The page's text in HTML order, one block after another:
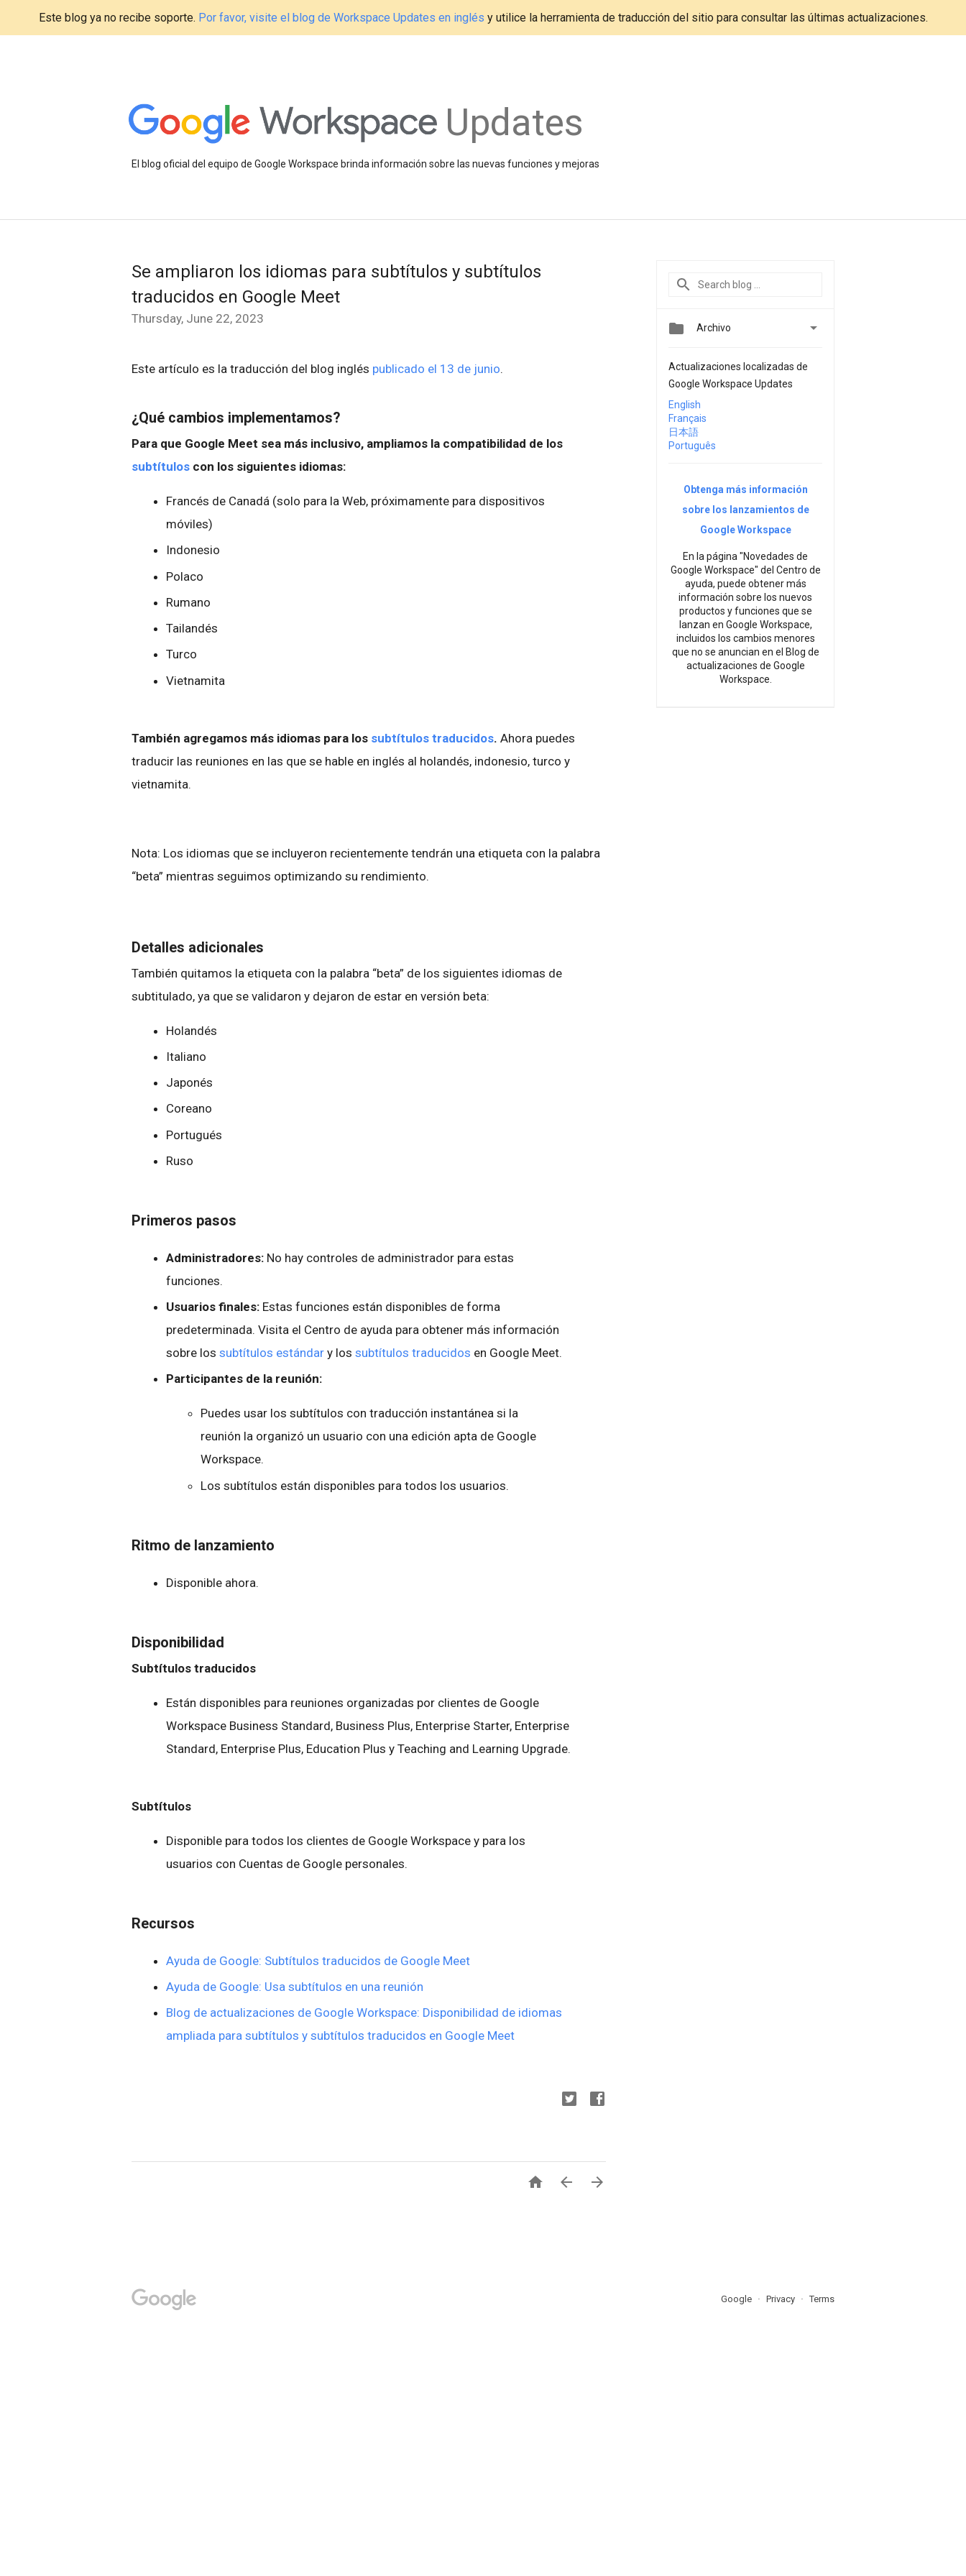
Este blog ya no recibe soporte. Por favor, visite el blog de Workspace Updates en inglés y utilice la herramienta de traducción del sitio para consultar las últimas actualizaciones.
Updates
El blog oficial del equipo de Google Workspace brinda información sobre las nuevas funciones y mejoras
Se ampliaron los idiomas para subtítulos y subtítulos
traducidos en Google Meet
Thursday, June 22, 2023
Este artículo es la traducción del blog inglés publicado el 13 de junio.
¿Qué cambios implementamos?
Para que Google Meet sea más inclusivo, ampliamos la compatibilidad de los
subtítulos con los siguientes idiomas:
Francés de Canadá (solo para la Web, próximamente para dispositivos
móviles)
Indonesio
Polaco
Rumano
Tailandés
Turco
Vietnamita
También agregamos más idiomas para los subtítulos traducidos. Ahora puedes
traducir las reuniones en las que se hable en inglés al holandés, indonesio, turco y
vietnamita.
Nota: Los idiomas que se incluyeron recientemente tendrán una etiqueta con la palabra
“beta” mientras seguimos optimizando su rendimiento.
Detalles adicionales
También quitamos la etiqueta con la palabra “beta” de los siguientes idiomas de
subtitulado, ya que se validaron y dejaron de estar en versión beta:
Holandés
Italiano
Japonés
Coreano
Portugués
Ruso
Primeros pasos
Administradores: No hay controles de administrador para estas
funciones.
Usuarios finales: Estas funciones están disponibles de forma
predeterminada. Visita el Centro de ayuda para obtener más información
sobre los subtítulos estándar y los subtítulos traducidos en Google Meet.
Participantes de la reunión:
Puedes usar los subtítulos con traducción instantánea si la
reunión la organizó un usuario con una edición apta de Google
Workspace.
Los subtítulos están disponibles para todos los usuarios.
Ritmo de lanzamiento
Disponible ahora.
Disponibilidad
Subtítulos traducidos
Están disponibles para reuniones organizadas por clientes de Google
Workspace Business Standard, Business Plus, Enterprise Starter, Enterprise
Standard, Enterprise Plus, Education Plus y Teaching and Learning Upgrade.
Subtítulos
Disponible para todos los clientes de Google Workspace y para los
usuarios con Cuentas de Google personales.
Recursos
Ayuda de Google: Subtítulos traducidos de Google Meet
Ayuda de Google: Usa subtítulos en una reunión
Blog de actualizaciones de Google Workspace: Disponibilidad de idiomas
ampliada para subtítulos y subtítulos traducidos en Google Meet
  
 Archivo 
Actualizaciones localizadas de
Google Workspace Updates
English
Français
日本語
Português
Obtenga más información
sobre los lanzamientos de
Google Workspace
En la página "Novedades de
Google Workspace" del Centro de
ayuda, puede obtener más
información sobre los nuevos
productos y funciones que se
lanzan en Google Workspace,
incluidos los cambios menores
que no se anuncian en el Blog de
actualizaciones de Google
Workspace.
Google Privacy Terms